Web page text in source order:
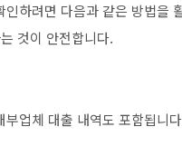
하려면 다음과 같은 방법을
것이 안전합니다.
업체 대출 내역도 포함됩니